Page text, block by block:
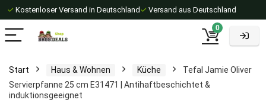
✓ Kostenloser Versand in Deutschland ✓ Versand aus Deutschland
0
Start Haus & Wohnen Küche
Tefal Jamie Oliver
Servierpfanne 25 cm E31471 | Antihaftbeschichtet &
induktionsgeeignet